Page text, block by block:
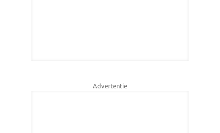
Advertentie